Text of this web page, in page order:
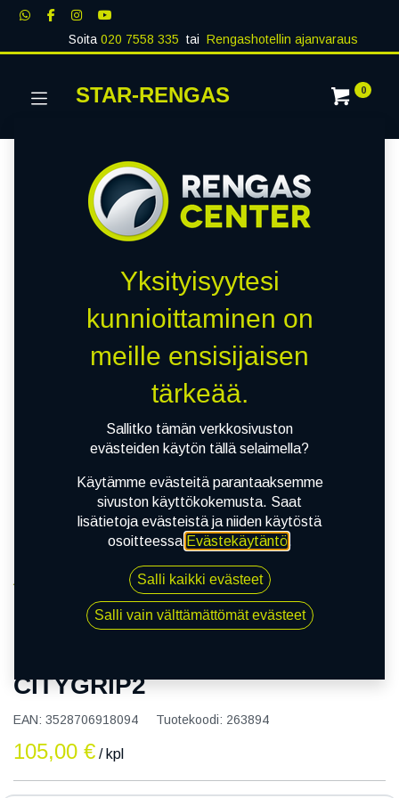
Soita020 7558 335 tai Rengashotellin ajanvaraus
STAR-RENGAS 0
130/60R13 60S MICHELIN CITYGRIP2
CITYGRIP2
EAN: 3528706918094 Tuotekoodi: 263894
105,00 € / kpl
Yksityisyytesi
kunnioittaminen on
meille ensisijaisen
tärkeää.
Sallitko tämän verkkosivuston
evästeiden käytön tällä selaimella?
Käytämme evästeitä parantaaksemme
sivuston käyttökokemusta. Saat
lisätietoja evästeistä ja niiden käytöstä
osoitteessa Evästekäytäntö.
Salli kaikki evästeet
Salli vain välttämättömät evästeet